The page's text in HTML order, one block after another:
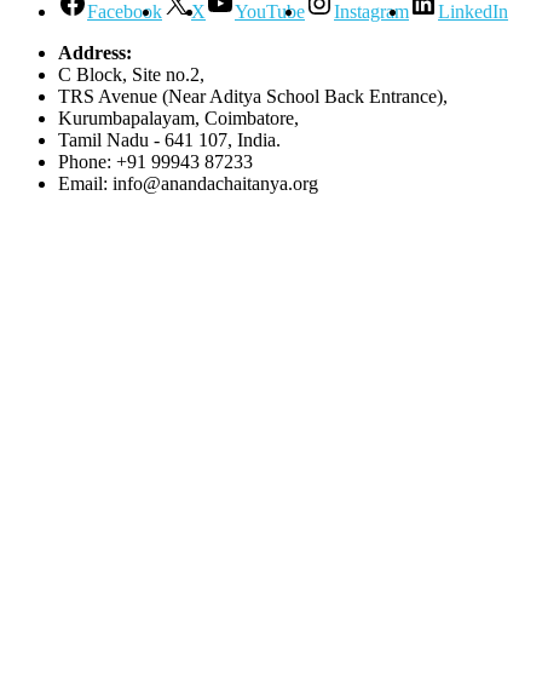
Facebook X YouTube Instagram
LinkedIn
Address:
C Block, Site no.2,
TRS Avenue (Near Aditya School Back Entrance),
Kurumbapalayam, Coimbatore,
Tamil Nadu - 641 107, India.
Phone: +91 99943 87233
Email: info@anandachaitanya.org